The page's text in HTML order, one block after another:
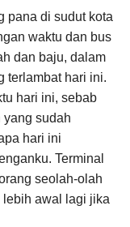
pana di sudut kota
waktu dan bus
dan baju, dalam
terlambat hari ini.
hari ini, sebab
sudah
hari ini
Terminal
seolah-olah
lebih awal lagi jika